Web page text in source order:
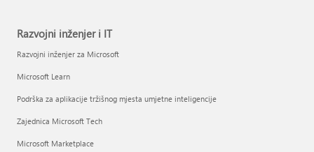
Razvojni inženjer i IT
Razvojni inženjer za Microsoft
Microsoft Learn
Podrška za aplikacije tržišnog mjesta umjetne inteligencije
Zajednica Microsoft Tech
Microsoft Marketplace